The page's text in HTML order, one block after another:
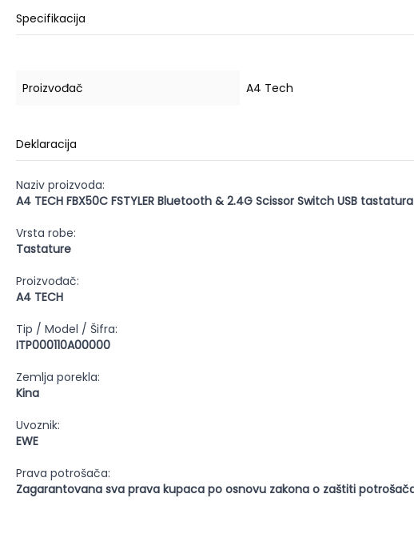
Specifikacija
Proizvođač A4 Tech
Deklaracija
Naziv proizvoda:
A4 TECH FBX50C FSTYLER Bluetooth & 2.4G Scissor Switch USB
Vrsta robe:
Tastature
Proizvođač:
A4 TECH
Tip / Model / Šifra:
ITP000110A00000
Zemlja porekla:
Kina
Uvoznik:
EWE
Prava potrošača:
Zagarantovana sva prava kupaca po osnovu zakona o zaštiti